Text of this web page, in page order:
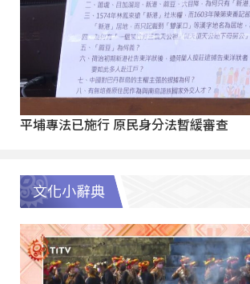
平埔專法已施行 原民身分法暫緩審查
文化小辭典